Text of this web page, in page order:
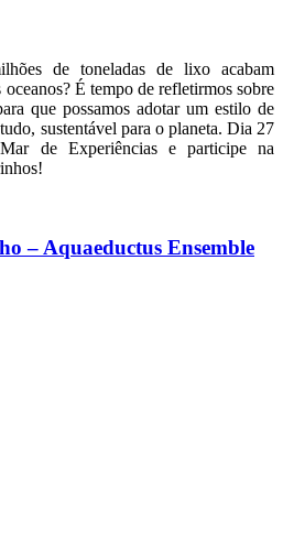
de toneladas de lixo acabam
oceanos? É tempo de refletirmos sobre
que possamos adotar um estilo de
sustentável para o planeta. Dia 27
de Experiências e participe na
– Aquaeductus Ensemble